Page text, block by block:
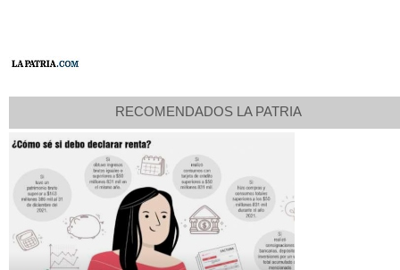
RECOMENDADOS LA PATRIA